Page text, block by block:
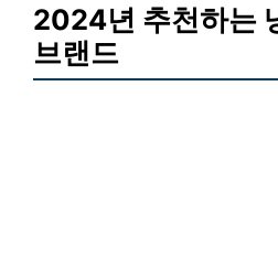
2024년 추천하는
브랜드